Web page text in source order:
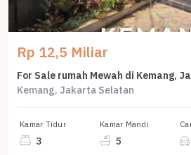
Rp 12,5 Miliar
Kemang, Jakarta Selatan
Kamar Tidur
3
Kamar Mandi
5